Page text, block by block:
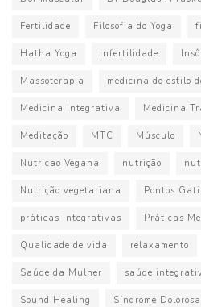
Fertilidade Filosofia do Yoga
Hatha Yoga Infertilidade
Massoterapia medicina do estilo
Medicina Integrativa Medicina
Meditação MTC Músculo
Nutricao Vegana nutrição
Nutrição vegetariana Pontos
práticas integrativas Práticas
Qualidade de vida relaxamento
Saúde da Mulher saúde
Sound Healing Síndrome